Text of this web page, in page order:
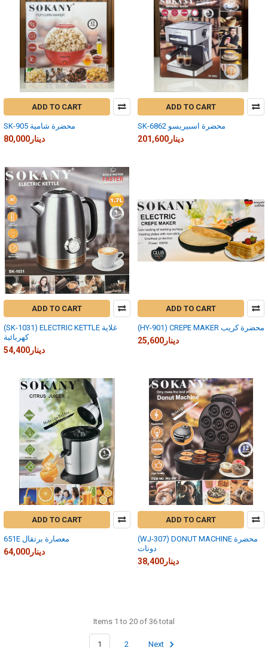
ADD TO CART
SK-905 محضرة شامية
80,000دينار
ADD TO CART
SK-6862 محضرة اسبيريسو
201,600دينار
ADD TO CART
(SK-1031) ELECTRIC KETTLE غلاية
كهربائية
54,400دينار
ADD TO CART
(HY-901) CREPE MAKER محضرة كريب
25,600دينار
ADD TO CART
651E معصارة برتقال
64,000دينار
ADD TO CART
(WJ-307) DONUT MACHINE محضرة
دونات
38,400دينار
Items 1 to 20 of 36 total
1 2 Next